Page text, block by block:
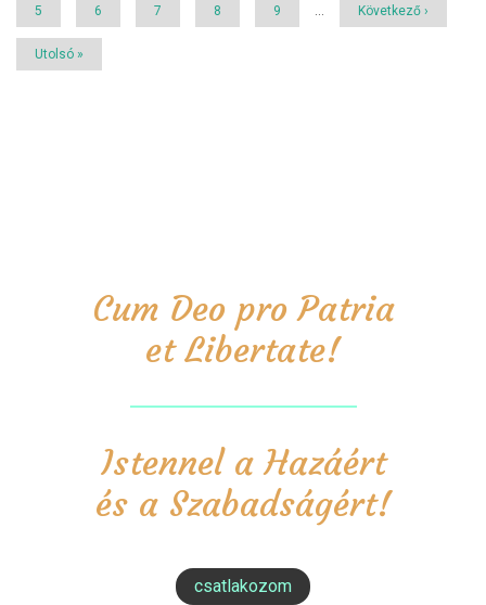
Page
5 Page
6 Page
7 Page
8 Page
9
Következő
Következő ›
Utolsó
Utolsó »
Cum Deo pro Patria
et Libertate!
Istennel a Hazáért
és a Szabadságért!
csatlakozom